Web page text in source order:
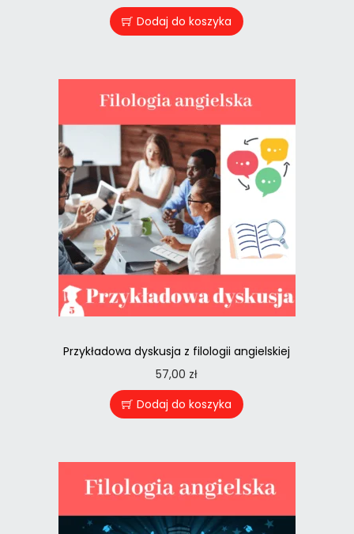
Dodaj do koszyka
Przykładowa dyskusja z filologii angielskiej
57,00 zł
Dodaj do koszyka